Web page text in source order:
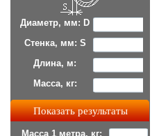
Диаметр, мм: D
Стенка, мм: S
Длина, м:
Масса, кг:
Масса 1 метра, кг: